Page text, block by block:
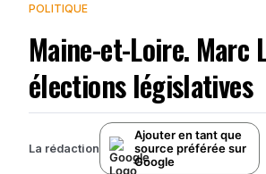
POLITIQUE
Maine-et-Loire. Marc
élections législatives
La rédaction
Ajouter en tant que
source préférée sur
Google